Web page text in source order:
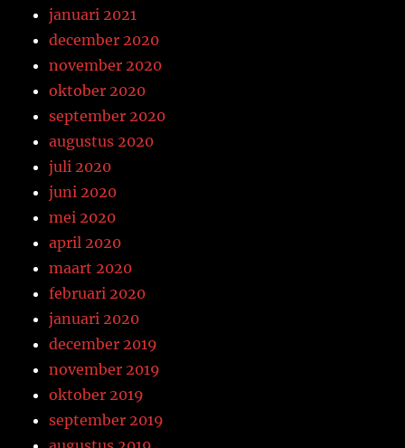
januari 2021
december 2020
november 2020
oktober 2020
september 2020
augustus 2020
juli 2020
juni 2020
mei 2020
april 2020
maart 2020
februari 2020
januari 2020
december 2019
november 2019
oktober 2019
september 2019